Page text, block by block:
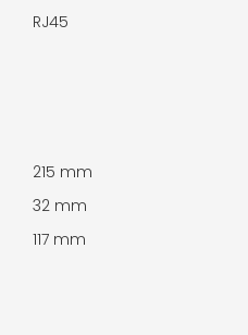
RJ45
215 mm
32 mm
117 mm